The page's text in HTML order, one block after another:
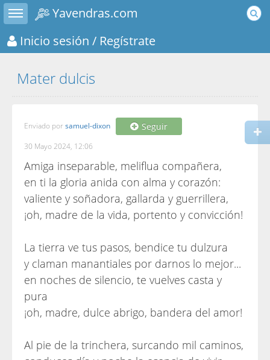
Toggle sidebar
Yavendras.com
Inicio sesión / Regístrate
Mater dulcis
Enviado por samuel-dixon Seguir
30 Mayo 2024, 12:06
Amiga inseparable, meliflua compañera,
en ti la gloria anida con alma y corazón:
valiente y soñadora, gallarda y guerrillera,
¡oh, madre de la vida, portento y convicción!
La tierra ve tus pasos, bendice tu dulzura
y claman manantiales por darnos lo mejor...
en noches de silencio, te vuelves casta y
pura
¡oh, madre, dulce abrigo, bandera del amor!
Al pie de la trinchera, surcando mil caminos,